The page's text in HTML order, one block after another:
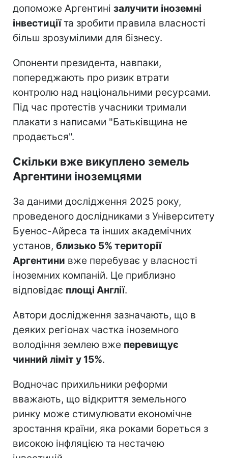
допоможе Аргентині залучити іноземні
інвестиціїта зробити правила власності
більш зрозумілими для бізнесу.
Опоненти президента, навпаки,
попереджають про ризик втрати
контролю над національними ресурсами.
Під час протестів учасники тримали
плакати з написами "Батьківщина не
продається".
Скільки вже викуплено земель
Аргентини іноземцями
За даними дослідження 2025 року,
проведеного дослідниками з Університету
Буенос-Айреса та інших академічних
установ, близько 5% території
Аргентини вже перебуває у власності
іноземних компаній. Це приблизно
відповідає площі Англії.
Автори дослідження зазначають, що в
деяких регіонах частка іноземного
володіння землею вже перевищує
чинний ліміт у 15%.
Водночас прихильники реформи
вважають, що відкриття земельного
ринку може стимулювати економічне
зростання країни, яка роками бореться з
високою інфляцією та нестачею